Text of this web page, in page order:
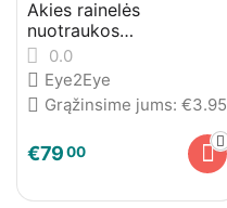
Akies rainelės
nuotraukos
įamžintinos fotodrobėje
0.0
Eye2Eye
Grąžinsime jums: €3.95
€7900